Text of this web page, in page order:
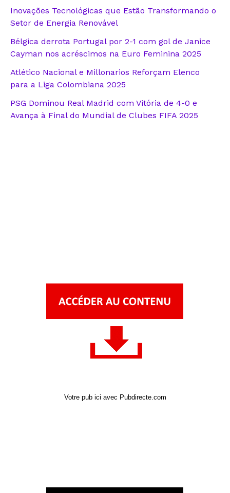
Inovações Tecnológicas que Estão Transformando o
Setor de Energia Renovável
Bélgica derrota Portugal por 2-1 com gol de Janice
Cayman nos acréscimos na Euro Feminina 2025
Atlético Nacional e Millonarios Reforçam Elenco
para a Liga Colombiana 2025
PSG Dominou Real Madrid com Vitória de 4-0 e
Avança à Final do Mundial de Clubes FIFA 2025
Votre pub ici avec Pubdirecte.com